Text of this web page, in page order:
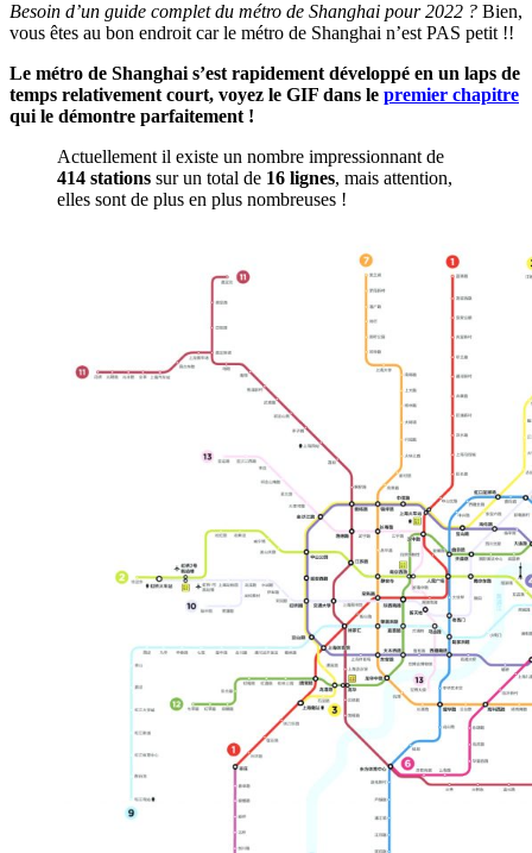
Besoin d’un guide complet du métro de Shanghai pour 2022 ? Bien,
vous êtes au bon endroit car le métro de Shanghai n’est PAS petit !!
Le métro de Shanghai s’est rapidement développé en un laps de
temps relativement court, voyez le GIF dans le premier chapitre
qui le démontre parfaitement !
Actuellement il existe un nombre impressionnant de
414 stations sur un total de 16 lignes, mais attention,
elles sont de plus en plus nombreuses !